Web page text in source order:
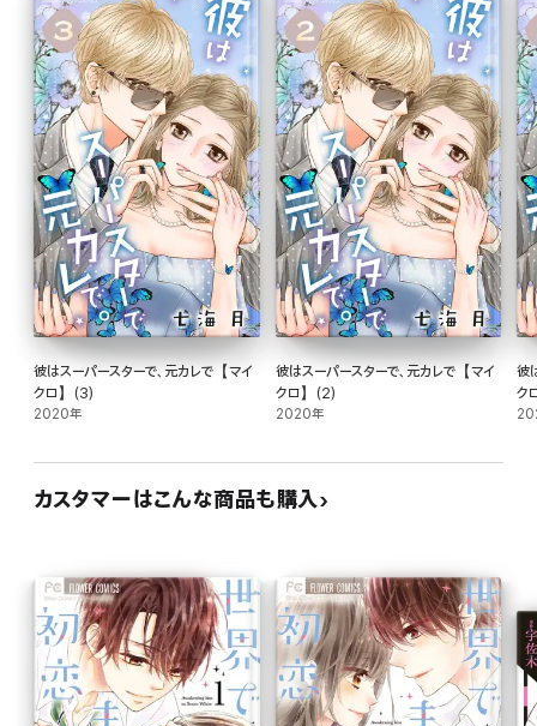
彼はスーパースターで、元カレで【マイ
クロ】(3)
2020年
彼はスーパースターで、元カレで【マイ
クロ】(2)
2020年
彼
ク
カスタマーはこんな商品も購入